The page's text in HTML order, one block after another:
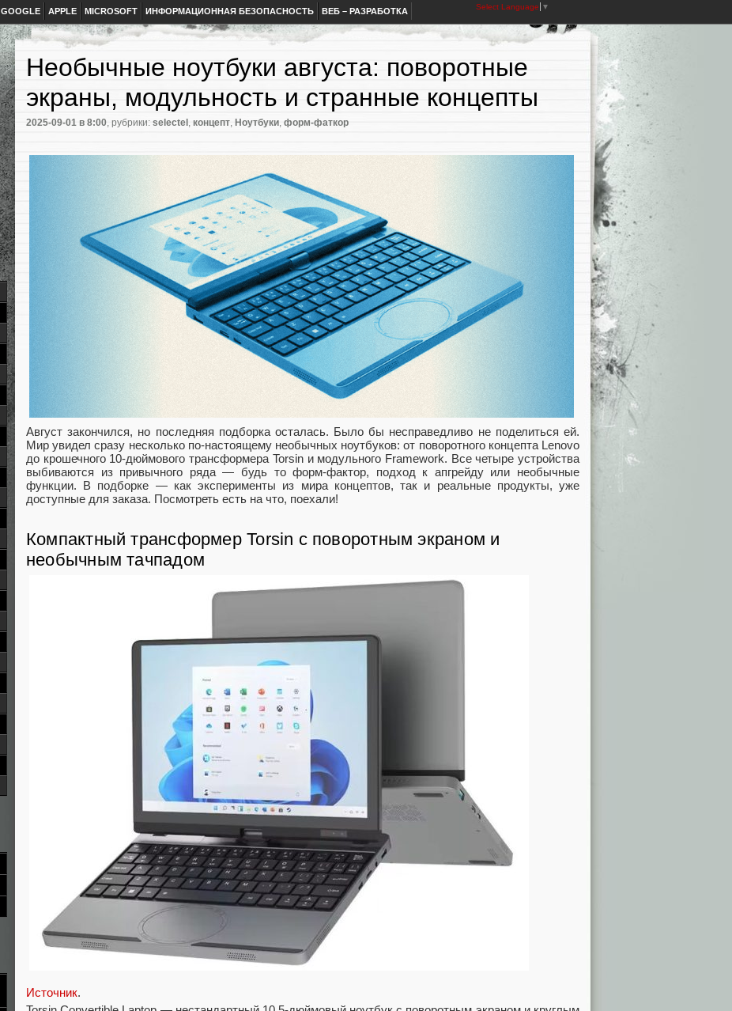
GOOGLE APPLE MICROSOFT ИНФОРМАЦИОННАЯ БЕЗОПАСНОСТЬ ВЕБ – РАЗРАБОТКА Select Language ▼
Необычные ноутбуки августа: поворотные
экраны, модульность и странные концепты
2025-09-01 в 8:00, рубрики: selectel , концепт, Ноутбуки, форм-фаткор
Август закончился, но последняя подборка осталась. Было бы несправедливо не поделиться ей.
Мир увидел сразу несколько по-настоящему необычных ноутбуков: от поворотного концепта Lenovo
до крошечного 10-дюймового трансформера Torsin и модульного Framework. Все четыре устройства
выбиваются из привычного ряда — будь то форм-фактор, подход к апгрейду или необычные
функции. В подборке — как эксперименты из мира концептов, так и реальные продукты, уже
доступные для заказа. Посмотреть есть на что, поехали!
Компактный трансформер Torsin с поворотным экраном и
необычным тачпадом
Источник.